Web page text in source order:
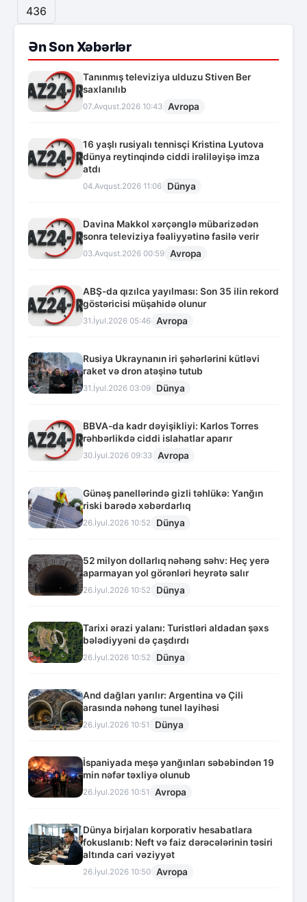
436
Ən Son Xəbərlər
Tanınmış televiziya ulduzu Stiven Ber
saxlanılıb
07.Avqust.2026 10:43 Avropa
16 yaşlı rusiyalı tennisçi Kristina Lyutova
dünya reytinqində ciddi irəliləyişə imza
atdı
04.Avqust.2026 11:06 Dünya
Davina Makkol xərçənglə mübarizədən
sonra televiziya fəaliyyətinə fasilə verir
03.Avqust.2026 00:59 Avropa
ABŞ-da qızılca yayılması: Son 35 ilin rekord
göstəricisi müşahidə olunur
31.İyul.2026 05:46 Avropa
Rusiya Ukraynanın iri şəhərlərini kütləvi
raket və dron atəşinə tutub
31.İyul.2026 03:09 Dünya
BBVA-da kadr dəyişikliyi: Karlos Torres
rəhbərlikdə ciddi islahatlar aparır
30.İyul.2026 09:33 Avropa
Günəş panellərində gizli təhlükə: Yanğın
riski barədə xəbərdarlıq
26.İyul.2026 10:52 Dünya
52 milyon dollarlıq nəhəng səhv: Heç yerə
aparmayan yol görənləri heyrətə salır
26.İyul.2026 10:52 Dünya
Tarixi ərazi yalanı: Turistləri aldadan şəxs
bələdiyyəni də çaşdırdı
26.İyul.2026 10:52 Dünya
And dağları yarılır: Argentina və Çili
arasında nəhəng tunel layihəsi
26.İyul.2026 10:51 Dünya
İspaniyada meşə yanğınları səbəbindən 19
min nəfər təxliyə olunub
26.İyul.2026 10:51 Avropa
Dünya birjaları korporativ hesabatlara
fokuslanıb: Neft və faiz dərəcələrinin təsiri
altında cari vəziyyət
26.İyul.2026 10:50 Avropa